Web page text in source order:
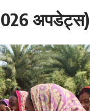
अपडेट्स)